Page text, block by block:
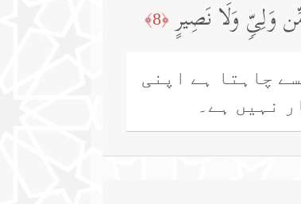
وَلِیࣲّ وَلَا نَصِیرٍ ﴿8﴾
چاہتا ہے اپنی
نہیں ہے۔